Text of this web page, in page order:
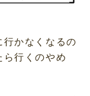
かなくなるの
行くのやめ